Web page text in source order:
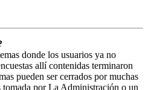
donde los usuarios ya no
allí contenidas terminaron
pueden ser cerrados por muchas
tomada por La Administración o un